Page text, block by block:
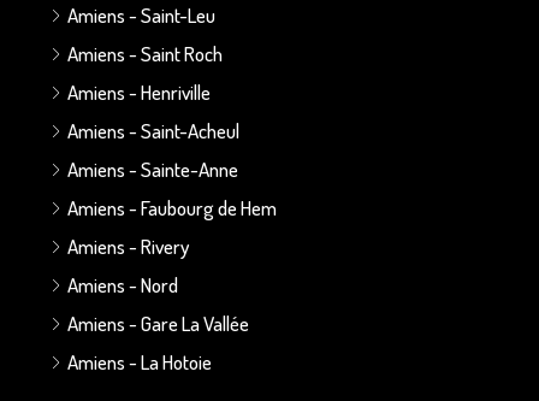
Amiens - Saint-Leu
Amiens - Saint Roch
Amiens - Henriville
Amiens - Saint-Acheul
Amiens - Sainte-Anne
Amiens - Faubourg de Hem
Amiens - Rivery
Amiens - Nord
Amiens - Gare La Vallée
Amiens - La Hotoie